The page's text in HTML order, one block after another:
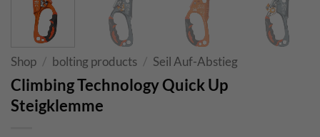
Shop / bolting products / Seil Auf-Abstieg
Climbing Technology Quick Up
Steigklemme